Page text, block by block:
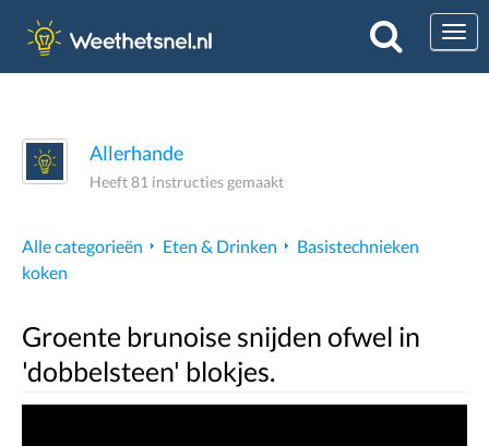
Allerhande
Heeft 81 instructies gemaakt
Alle categorieën Eten & Drinken
Basistechnieken
koken
Groente brunoise snijden ofwel in
'dobbelsteen' blokjes.